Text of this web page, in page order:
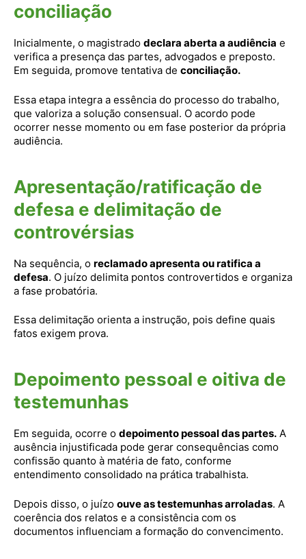
conciliação
Inicialmente, o magistrado declara aberta a audiência e
verifica a presença das partes, advogados e preposto.
Em seguida, promove tentativa de conciliação.
Essa etapa integra a essência do processo do trabalho,
que valoriza a solução consensual. O acordo pode
ocorrer nesse momento ou em fase posterior da própria
audiência.
Apresentação/ratificação de
defesa e delimitação de
controvérsias
Na sequência, o reclamado apresenta ou ratifica a
defesa. O juízo delimita pontos controvertidos e organiza
a fase probatória.
Essa delimitação orienta a instrução, pois define quais
fatos exigem prova.
Depoimento pessoal e oitiva de
testemunhas
Em seguida, ocorre o depoimento pessoal das partes. A
ausência injustificada pode gerar consequências como
confissão quanto à matéria de fato, conforme
entendimento consolidado na prática trabalhista.
Depois disso, o juízo ouve as testemunhas arroladas. A
coerência dos relatos e a consistência com os
documentos influenciam a formação do convencimento.